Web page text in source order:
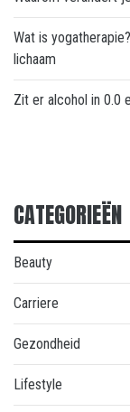
Wat is
lichaam
Zit er alcohol in 0.0
CATEGORIEËN
Beauty
Carriere
Gezondheid
Lifestyle